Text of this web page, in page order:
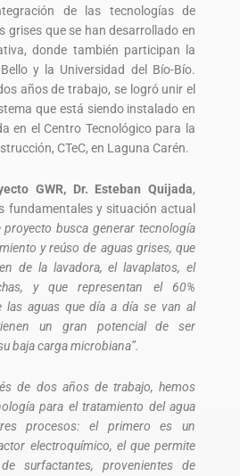
de las tecnologías de
grises que se han desarrollado en
donde también participan la
y la Universidad del Bío-Bío.
años de trabajo, se logró unir el
que está siendo instalado en
en el Centro Tecnológico para la
CTeC, en Laguna Carén.
GWR, Dr. Esteban Quijada,
fundamentales y situación actual
proyecto busca generar tecnología
y reúso de aguas grises, que
de la lavadora, el lavaplatos, el
y que representan el 60%
las aguas que día a día se van al
un gran potencial de ser
baja carga microbiana”.
de dos años de trabajo, hemos
para el tratamiento del agua
procesos: el primero es un
electroquímico, el que permite
surfactantes, provenientes de